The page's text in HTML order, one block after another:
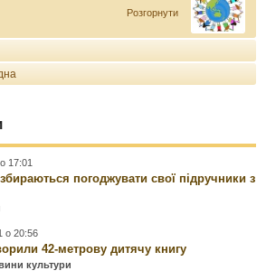
Розгорнути
17:01
погоджувати свої підручники з
о 20:56
42-метрову дитячу книгу
культури